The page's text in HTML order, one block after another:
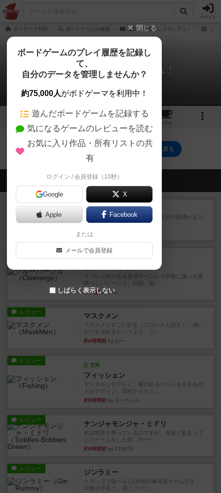
ログイン
ボドゲーマTOP ボードゲームの検索 激闘！？後出しコロシアム！ リプ
激闘！？後出しコロシアム！
0件のリプレイ日記
1 1
カフェ
激闘！？後出しコロシアム！のトップに戻る
会員の新しい投稿
レビュー クイズすごろく かぶーる
箱絵のデザインは小学校低学年向きの風情があり
ますが、問題のレベルによっ...
2分前
リプレイ性のある推理ゲームかつ手軽に遊べる素
晴らしいゲームで、対戦、協...
11分前by いち
レビュー マスクメン
マスクメンすごい好き（プロレスも好き）。強い
やつを決めるというより、ジ...
約4時間前 by わー
レビュー
充実
フィッシェン
デジタルソロプレイ。毒のあるゲームを作るあの
人がデザイン。箱絵からもう...
約5時間前 by おーちゃん
レビュー ナンジャモンジャ・ミドリ
私は吃音を持っているのですが、友達と集まって
このゲームをした際、3ゲー...
約9時間前 by 155973
レビュー ジンラミー
トランプで遊べる2人対戦の麻雀風ゲームです。
10枚の手札で、同じスーツ...
閉じる
ボードゲームのプレイ履歴を記録し
て、
自分のデータを管理しませんか？
約75,000人がボドゲーマを利用中！
遊んだボードゲームを記録する
気になるゲームのレビューを読む
お気に入り作品・所有リストの共
有
ログイン / 会員登録（10秒）
Google X
Apple Facebook
または
メールで会員登録
しばらく表示しない